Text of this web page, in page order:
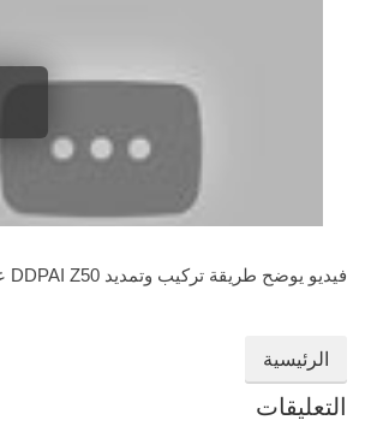
فيديو يوضح طريقة تركيب وتمديد DDPAI Z50 على شاحن الولاعة
الرئيسية
التعليقات